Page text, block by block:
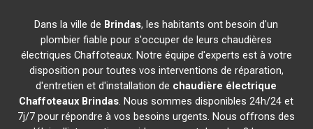
Dans la ville de Brindas, les habitants ont besoin d'un
plombier fiable pour s'occuper de leurs chaudières
électriques Chaffoteaux. Notre équipe d'experts est à votre
disposition pour toutes vos interventions de réparation,
d'entretien et d'installation de chaudière électrique
Chaffoteaux Brindas. Nous sommes disponibles 24h/24 et
7j/7 pour répondre à vos besoins urgents. Nous offrons des